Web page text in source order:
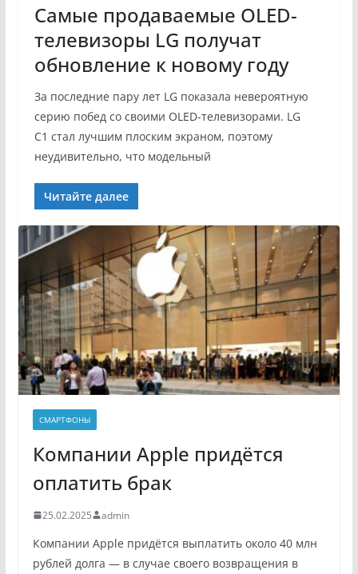
Самые продаваемые OLED-
телевизоры LG получат
обновление к новому году
За последние пару лет LG показала невероятную
серию побед со своими OLED-телевизорами. LG
C1 стал лучшим плоским экраном, поэтому
неудивительно, что модельный
Читайте далее
СМАРТФОНЫ
Компании Apple придётся
оплатить брак
25.02.2025 admin
Компании Apple придётся выплатить около 40 млн
рублей долга — в случае своего возвращения в